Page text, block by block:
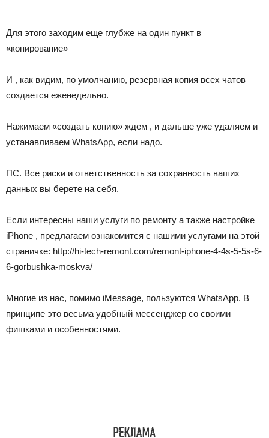
Для этого заходим еще глубже на один пункт в
«копирование»
И , как видим, по умолчанию, резервная копия всех чатов
создается еженедельно.
Нажимаем «создать копию» ждем , и дальше уже удаляем и
устанавливаем WhatsApp, если надо.
ПС. Все риски и ответственность за сохранность ваших
данных вы берете на себя.
Если интересны наши услуги по ремонту а также настройке
iPhone , предлагаем ознакомится с нашими услугами на этой
страничке: http://hi-tech-remont.com/remont-iphone-4-4s-5-5s-6-
6-gorbushka-moskva/
Многие из нас, помимо iMessage, пользуются WhatsApp. В
принципе это весьма удобный мессенджер со своими
фишками и особенностями.